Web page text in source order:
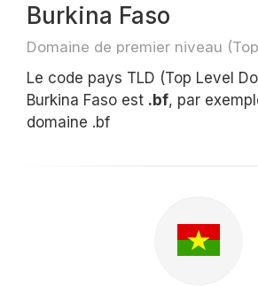
Burkina Faso
Domaine de premier niveau
Le code pays TLD (Top Level
Burkina Faso est .bf, par
domaine .bf